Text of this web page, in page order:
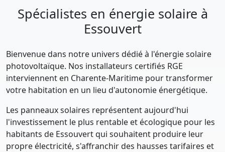
Spécialistes en énergie solaire à
Essouvert
Bienvenue dans notre univers dédié à l'énergie solaire
photovoltaïque. Nos installateurs certifiés RGE
interviennent en Charente-Maritime pour transformer
votre habitation en un lieu d'autonomie énergétique.
Les panneaux solaires représentent aujourd'hui
l'investissement le plus rentable et écologique pour les
habitants de Essouvert qui souhaitent produire leur
propre électricité, s'affranchir des hausses tarifaires et